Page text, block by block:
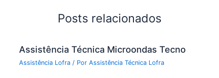
Posts relacionados
Assistência Técnica Microondas Tecno
Assistência Lofra / PorAssistência Técnica Lofra